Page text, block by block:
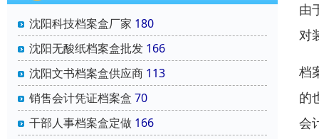
沈阳科技档案盒厂家 180
沈阳无酸纸档案盒批发 166
沈阳文书档案盒供应商 113
销售会计凭证档案盒 70
干部人事档案盒定做 166
由
对
档
的
会